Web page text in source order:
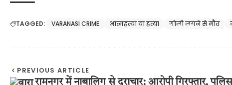
TAGGED: VARANASI CRIME आत्महत्या या हत्या गोली लगने से मौत
PREVIOUS ARTICLE
रामनगर में नाबालिग से दुराचार: आरोपी गिरफ्तार, पुलिस